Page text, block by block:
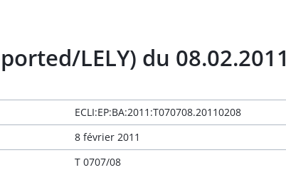
LELY) du 08.02.2011
ECLI:EP:BA:2011:T070708.20110208
8 février 2011
T 0707/08